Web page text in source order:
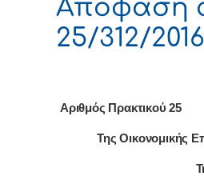
Απόφαση
25/312/2016
Αριθμός Πρακτικού 25
Της Οικονομικής